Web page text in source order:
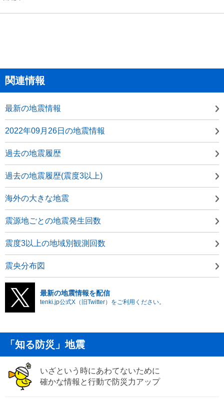
関連情報
最新の地震情報
2022年09月26日の地震情報
過去の地震履歴
過去の地震履歴(震度3以上)
海外の大きな地震
震源地ごとの地震発生回数
震度3以上の地域別観測回数
震央分布図
最新の地震情報を配信
tenki.jp公式X（旧Twitter）をご利用ください。
「知る防災」地震
いざという時にあわてないために
確かな情報と行動で防災力アップ